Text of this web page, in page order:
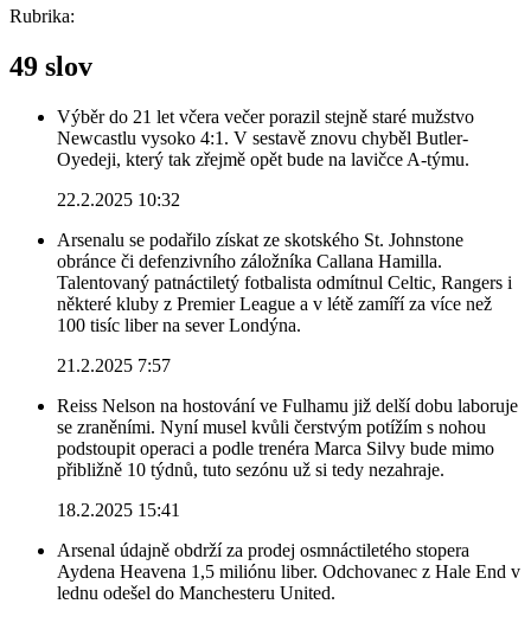
Rubrika:
49 slov
Výběr do 21 let včera večer porazil stejně staré mužstvo
Newcastlu vysoko 4:1. V sestavě znovu chyběl Butler-
Oyedeji, který tak zřejmě opět bude na lavičce A-týmu.
22.2.2025 10:32
Arsenalu se podařilo získat ze skotského St. Johnstone
obránce či defenzivního záložníka Callana Hamilla.
Talentovaný patnáctiletý fotbalista odmítnul Celtic, Rangers i
některé kluby z Premier League a v létě zamíří za více než
100 tisíc liber na sever Londýna.
21.2.2025 7:57
Reiss Nelson na hostování ve Fulhamu již delší dobu laboruje
se zraněními. Nyní musel kvůli čerstvým potížím s nohou
podstoupit operaci a podle trenéra Marca Silvy bude mimo
přibližně 10 týdnů, tuto sezónu už si tedy nezahraje.
18.2.2025 15:41
Arsenal údajně obdrží za prodej osmnáctiletého stopera
Aydena Heavena 1,5 miliónu liber. Odchovanec z Hale End v
lednu odešel do Manchesteru United.